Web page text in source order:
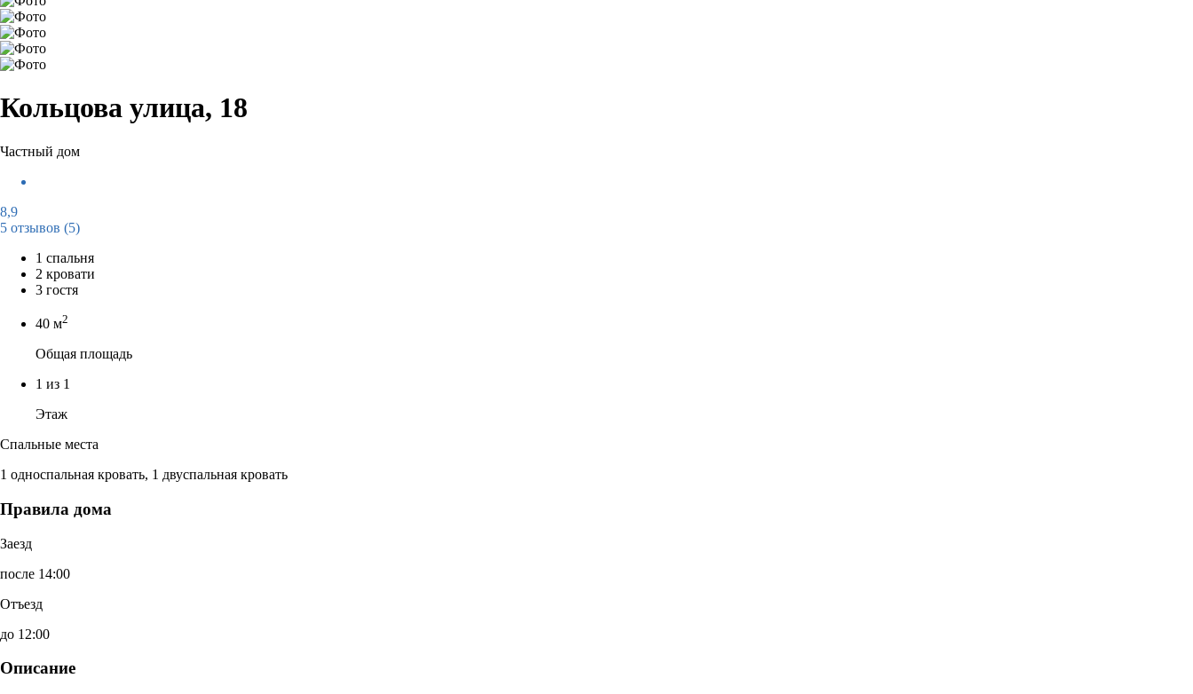
Кольцова улица, 18
Частный дом
8,9
5 отзывов (5)
1 спальня
2 кровати
3 гостя
40 м2
Общая площадь
1 из 1
Этаж
Спальные места
1 односпальная кровать, 1 двуспальная кровать
Правила дома
Заезд
после 14:00
Отъезд
до 12:00
Описание